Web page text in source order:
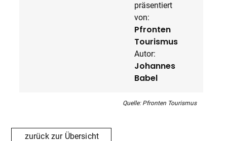
präsentiert
von:
Pfronten
Tourismus
Autor:
Johannes
Babel
Quelle: Pfronten Tourismus
zurück zur Übersicht